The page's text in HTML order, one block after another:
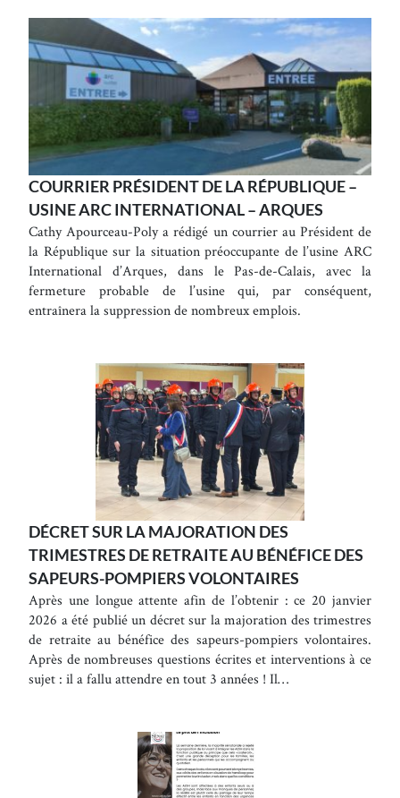
COURRIER PRÉSIDENT DE LA RÉPUBLIQUE –
USINE ARC INTERNATIONAL – ARQUES
Cathy Apourceau-Poly a rédigé un courrier au Président de
la République sur la situation préoccupante de l’usine ARC
International d’Arques, dans le Pas-de-Calais, avec la
fermeture probable de l’usine qui, par conséquent,
entraînera la suppression de nombreux emplois.
DÉCRET SUR LA MAJORATION DES
TRIMESTRES DE RETRAITE AU BÉNÉFICE DES
SAPEURS-POMPIERS VOLONTAIRES
Après une longue attente afin de l’obtenir : ce 20 janvier
2026 a été publié un décret sur la majoration des trimestres
de retraite au bénéfice des sapeurs-pompiers volontaires.
Après de nombreuses questions écrites et interventions à ce
sujet : il a fallu attendre en tout 3 années ! Il…